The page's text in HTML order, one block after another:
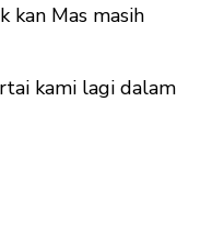
kan Mas masih
kami lagi dalam